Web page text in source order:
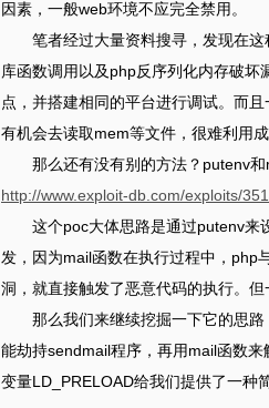
因素，一般web环境不应完全禁用。
笔者经过大量资料搜寻，发现在
库函数调用以及php反序列化内存破
点，并搭建相同的平台进行调试。而
有机会去读取mem等文件，很难利用成
那么还有没有别的方法？putenv
http://www.exploit-db.com/exploits/
这个poc大体思路是通过putenv来
发，因为mail函数在执行过程中，php
洞，就直接触发了恶意代码的执行。
那么我们来继续挖掘一下它的思
能劫持sendmail程序，再用mail函数
变量LD_PRELOAD给我们提供了一种